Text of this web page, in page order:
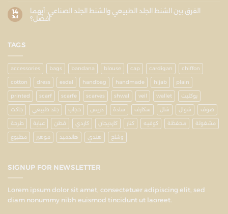
14
Jul
الفرق بين الشنط الجلد الطبيعي والشنط الجلد الصناعي: أيهما
أفضل؟
TAGS
accessories bags bandana blouse cap cardigan chiffon
cotton dress esdal handbag handmade hijab plain
printed scarf scarfe scarves shwal veil wallet بوكليت
جاكت جلد طبيعي حجاب دريس سادة سكارف شال شوال صوف
طرحة عباية قطن كاردي كارديجان كنار كوفيه محفظة مشغولة
مطبوع موهير هاندميد هندي وشاح
SIGNUP FOR NEWSLETTER
Lorem ipsum dolor sit amet, consectetuer adipiscing elit, sed
diam nonummy nibh euismod tincidunt ut laoreet.